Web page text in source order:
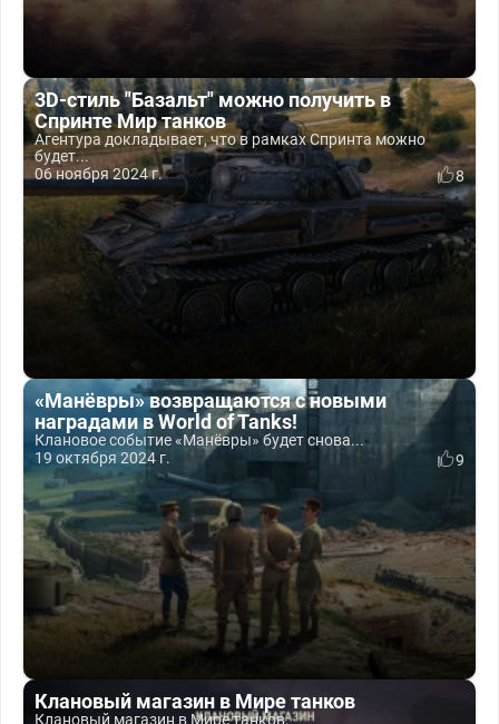
3D-стиль "Базальт" можно получить в
Спринте Мир танков
Агентура докладывает, что в рамках Спринта можно
будет...
06 ноября 2024 г.
8
«Манёвры» возвращаются с новыми
наградами в World of Tanks!
Клановое событие «Манёвры» будет снова...
19 октября 2024 г.
9
Клановый магазин в Мире танков
Клановый магазин в Мире танков.